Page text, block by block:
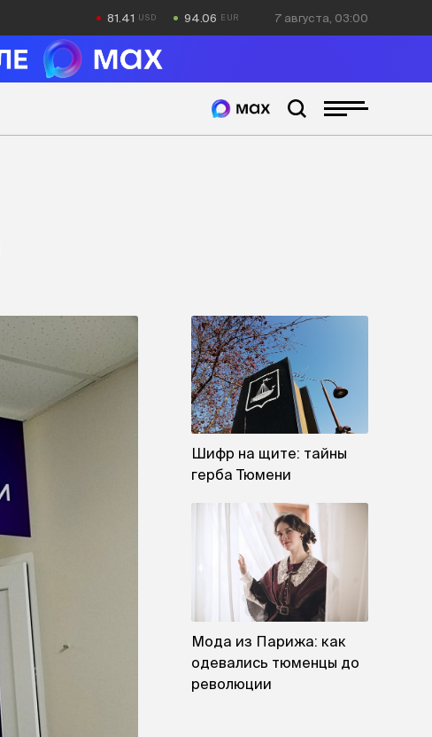
81.41 94.06 7 августа, 03:00
Шифр на щите: тайны
герба Тюмени
Мода из Парижа: как
одевались тюменцы до
революции